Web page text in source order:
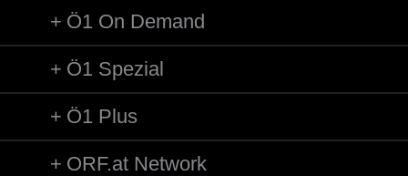
Ö1 On Demand
Ö1 Spezial
Ö1 Plus
ORF.at Network